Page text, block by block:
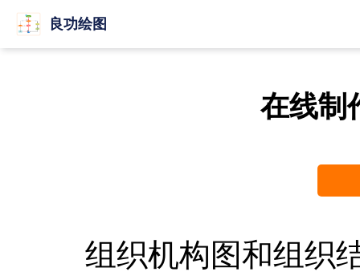
良功绘图
在线制
组织机构图和组织